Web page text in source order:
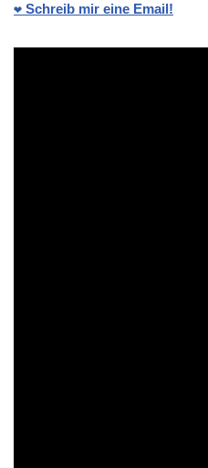
❤️ Schreib mir eine Email!